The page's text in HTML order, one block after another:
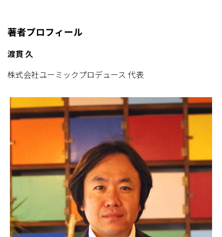
著者プロフィール
渡貫 久
株式会社ユーミックプロデュース 代表